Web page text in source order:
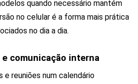
quando necessário mantém
no celular é a forma mais prática
no dia a dia.
e comunicação interna
e reuniões num calendário